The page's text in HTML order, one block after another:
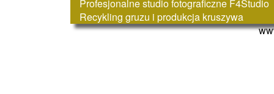
Profesjonalne studio fotograficzne F4Studio
Recykling gruzu i produkcja kruszywa